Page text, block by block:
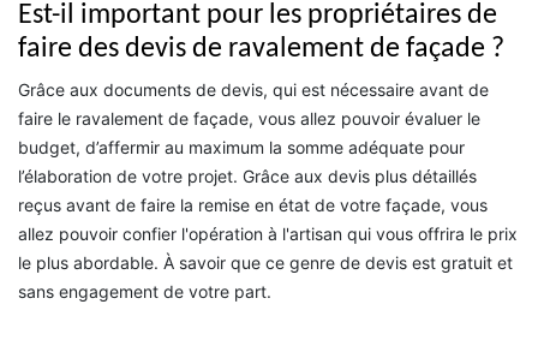
Est-il important pour les propriétaires de
faire des devis de ravalement de façade ?
Grâce aux documents de devis, qui est nécessaire avant de
faire le ravalement de façade, vous allez pouvoir évaluer le
budget, d’affermir au maximum la somme adéquate pour
l’élaboration de votre projet. Grâce aux devis plus détaillés
reçus avant de faire la remise en état de votre façade, vous
allez pouvoir confier l'opération à l'artisan qui vous offrira le prix
le plus abordable. À savoir que ce genre de devis est gratuit et
sans engagement de votre part.